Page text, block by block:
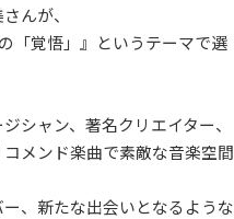
んが、
「覚悟」』というテーマで選
シャン、著名クリエイター、
メンド楽曲で素敵な音楽空間
、新たな出会いとなるような